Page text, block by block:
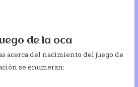
de la oca
acerca del nacimiento del juego de
se enumeran: